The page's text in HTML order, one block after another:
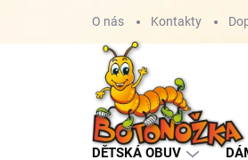
O nás Kontakty
DĚTSKÁ OBUV